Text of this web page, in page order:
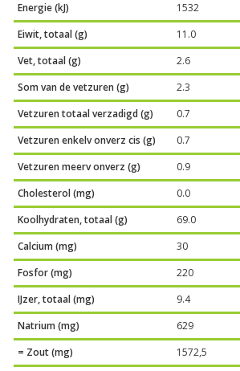
Energie (kJ)
1532
Eiwit, totaal (g)
11.0
Vet, totaal (g)
2.6
Som van de vetzuren (g)
2.3
Vetzuren totaal verzadigd (g)
0.7
Vetzuren enkelv onverz cis (g)
0.7
Vetzuren meerv onverz (g)
0.9
Cholesterol (mg)
0.0
Koolhydraten, totaal (g)
69.0
Calcium (mg)
30
Fosfor (mg)
220
IJzer, totaal (mg)
9.4
Natrium (mg)
629
= Zout (mg)
1572,5